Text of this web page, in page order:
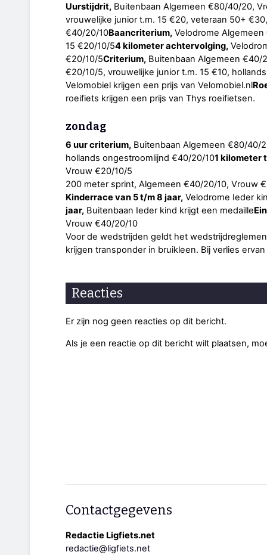
Uurstijdrit, Buitenbaan Algemeen €80/40/20,
vrouwelijke junior t.m. 15 €20, veteraan 50+
€40/20/10Baancriterium, Velodrome
15 €20/10/54 kilometer achtervolging,
€20/10/5Criterium, Buitenbaan Algemeen €40/
€20/10/5, vrouwelijke junior t.m. 15 €10,
Velomobiel krijgen een prijs van Velomobiel.nl
roeifiets krijgen een prijs van Thys roeifietsen.
zondag
6 uur criterium, Buitenbaan Algemeen €80/40/
hollands ongestroomlijnd €40/20/101 kilometer
Vrouw €20/10/5
200 meter sprint, Algemeen €40/20/10, Vrouw
Kinderrace van 5 t/m 8 jaar, Velodrome Ieder
jaar, Buitenbaan Ieder kind krijgt een medaille
Vrouw €40/20/10
Voor de wedstrijden geldt het
krijgen transponder in bruikleen. Bij verlies
Reacties
Er zijn nog geen reacties op dit bericht.
Als je een reactie op dit bericht wilt plaatsen,
Contactgegevens
Redactie Ligfiets.net
redactie@ligfiets.net